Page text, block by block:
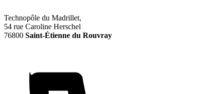
Technopôle du Madrillet,
54 rue Caroline Herschel
76800 Saint-Étienne du Rouvray